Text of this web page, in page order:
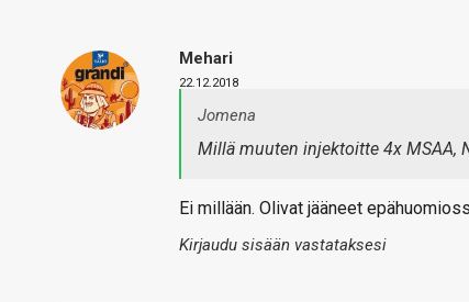
Mehari
22.12.2018
Jomena
Millä muuten injektoitte 4x MSAA,
Ei millään. Olivat jääneet
Kirjaudu sisään vastataksesi